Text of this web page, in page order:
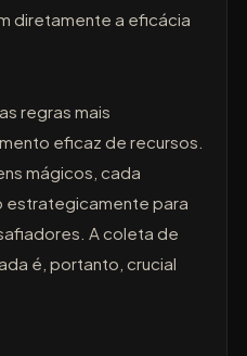
diretamente a eficácia
regras mais
eficaz de recursos.
mágicos, cada
estrategicamente para
A coleta de
é, portanto, crucial